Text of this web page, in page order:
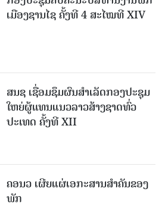
ເມືອງຊານ​ໄຊ ຄັ້ງທີ 4 ສະໄໝທີ XIV
ສນຊ ເຊື່ອມຊຶມຜົນສໍາເລັດກອງປະຊຸມ
ໃຫຍ່ຜູ້ແທນແນວລາວສ້າງຊາດທົ່ວ
ປະເທດ ຄັ້ງທີ XII
ຄອນວ ເຜີຍແຜ່ເອກະສານສໍາຄັນຂອງ
ພັກ